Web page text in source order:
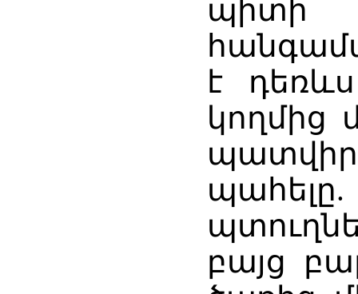
է
կողմից
բայց